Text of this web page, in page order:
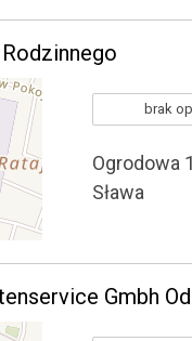
brak
Ogrodowa 1
Sława
Gmbh